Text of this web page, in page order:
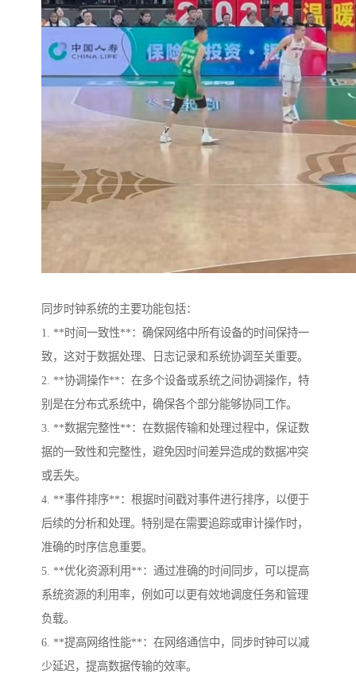
同步时钟系统的主要功能包括：
1. **时间一致性**：确保网络中所有设备的时间保持一
致，这对于数据处理、日志记录和系统协调至关重要。
2. **协调操作**：在多个设备或系统之间协调操作，特
别是在分布式系统中，确保各个部分能够协同工作。
3. **数据完整性**：在数据传输和处理过程中，保证数
据的一致性和完整性，避免因时间差异造成的数据冲突
或丢失。
4. **事件排序**：根据时间戳对事件进行排序，以便于
后续的分析和处理。特别是在需要追踪或审计操作时，
准确的时序信息重要。
5. **优化资源利用**：通过准确的时间同步，可以提高
系统资源的利用率，例如可以更有效地调度任务和管理
负载。
6. **提高网络性能**：在网络通信中，同步时钟可以减
少延迟，提高数据传输的效率。